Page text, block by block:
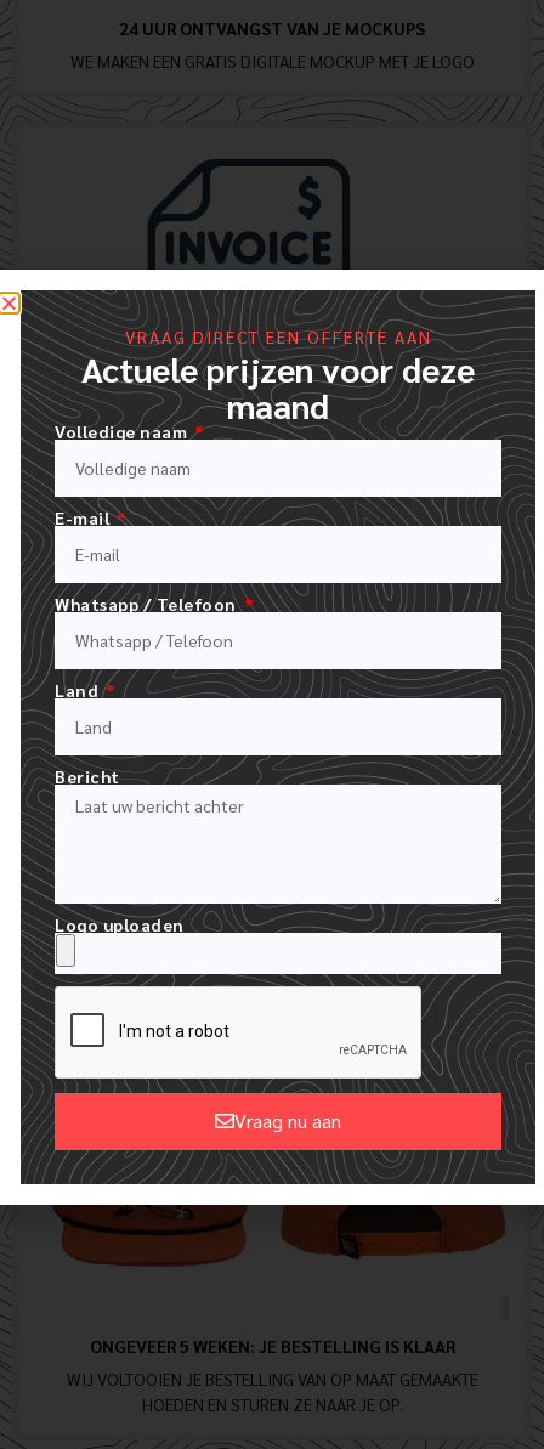
24 UUR ONTVANGST VAN JE MOCKUPS
WE MAKEN EEN GRATIS DIGITALE MOCKUP MET JE LOGO
BESTELLING BEVESTIGEN EN FACTUUR BETALEN
ZODRA WE HET LOGO-ONTWERP, HET TYPE HOED EN DE
HOEVEELHEID HEBBEN, ONTVANG JE EEN GEDETAILLEERDE
FACTUUR.
BEOORDELING BORDUURPANEL
JE ONTVANGT EEN AFBEELDING VAN JE LOGO. NA GOEDKEURING
ONGEVEER 5 WEKEN: JE BESTELLING IS KLAAR
WIJ VOLTOOIEN JE BESTELLING VAN OP MAAT GEMAAKTE
HOEDEN EN STUREN ZE NAAR JE OP.
VRAAG DIRECT EEN OFFERTE AAN
Actuele prijzen voor deze
maand
Volledige naam
E-mail
Whatsapp / Telefoon
Land
Bericht
Logo uploaden
Vraag nu aan
Alternative: